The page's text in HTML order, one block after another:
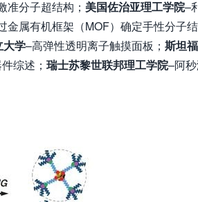
分子超结构； 美国佐治亚理工学院–
金属有机框架（MOF）确定手性分子结
大学–高弹性透明离子触摸面板； 斯坦
综述； 瑞士苏黎世联邦理工学院–阿